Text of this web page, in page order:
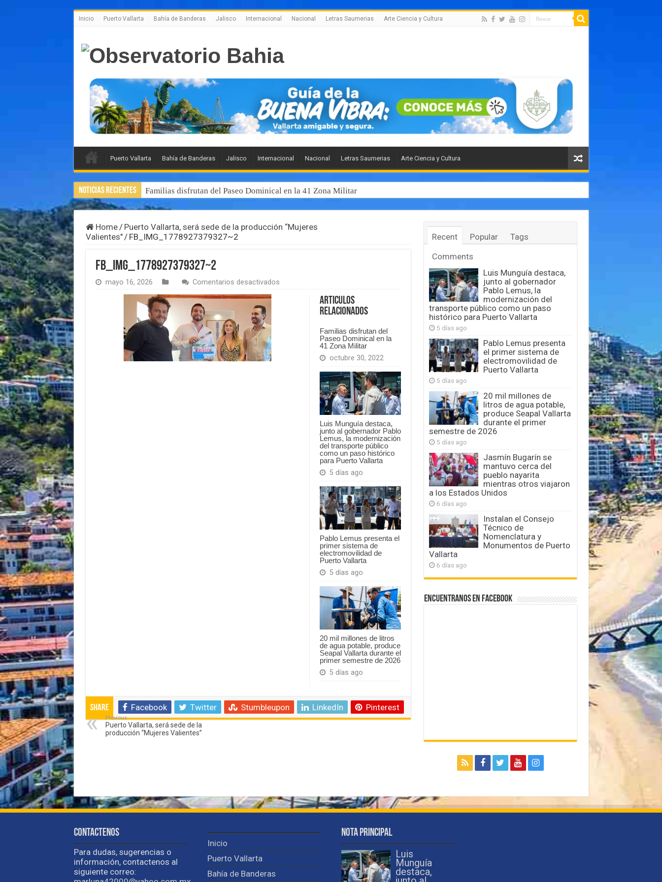
Inicio Puerto Vallarta Bahía de Banderas Jalisco Internacional Nacional Letras Saumerias Arte Ciencia y Cultura
Puerto Vallarta Bahía de Banderas Jalisco Internacional Nacional Letras Saumerias Arte Ciencia y Cultura
Noticias Recientes Familias disfrutan del Paseo Dominical en la 41 Zona Militar
Home/ Puerto Vallarta, será sede de la producción “Mujeres
Valientes"/ FB_IMG_1778927379327~2
FB_IMG_1778927379327~2
mayo 16, 2026 Comentarios desactivadosen
Articulos
Relacionados
Familias disfrutan del
Paseo Dominical en la
41 Zona Militar
octubre 30, 2022
Luis Munguía destaca,
junto al gobernador Pablo
Lemus, la modernización
del transporte público
como un paso histórico
para Puerto Vallarta
5 días ago
Pablo Lemus presenta el
primer sistema de
electromovilidad de
Puerto Vallarta
5 días ago
20 mil millones de litros
de agua potable, produce
Seapal Vallarta durante el
primer semestre de 2026
5 días ago
Share Facebook Twitter Stumbleupon LinkedIn Pinterest
Previous
Puerto Vallarta, será sede de la
producción “Mujeres Valientes”
Recent Popular
Tags
Comments
Luis Munguía destaca,
junto al gobernador
Pablo Lemus, la
modernización del
transporte público como un paso
histórico para Puerto Vallarta
5 días ago
Pablo Lemus presenta
el primer sistema de
electromovilidad de
Puerto Vallarta
5 días ago
20 mil millones de
litros de agua potable,
produce Seapal Vallarta
durante el primer
semestre de 2026
5 días ago
Jasmín Bugarín se
mantuvo cerca del
pueblo nayarita
mientras otros viajaron
a los Estados Unidos
6 días ago
Instalan el Consejo
Técnico de
Nomenclatura y
Monumentos de Puerto
Vallarta
6 días ago
Encuentranos en Facebook
Contactenos
Para dudas, sugerencias o
información, contactenos al
siguiente correo:
Inicio
Puerto Vallarta
Bahía de Banderas
Nota Principal
Luis
Munguía
destaca,